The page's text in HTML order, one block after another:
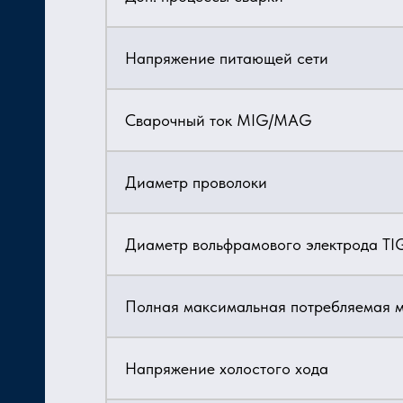
Напряжение питающей сети
Сварочный ток MIG/MAG
Диаметр проволоки
Диаметр вольфрамового электрода
Полная максимальная потребляемая
Напряжение холостого хода